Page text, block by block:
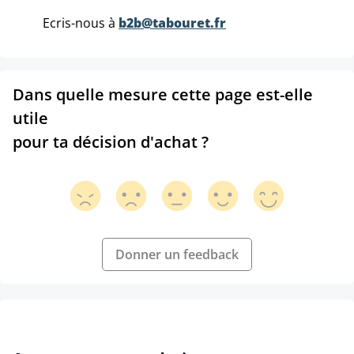
Ecris-nous à b2b@tabouret.fr
Dans quelle mesure cette page est-elle
utile
pour ta décision d'achat ?
Donner un feedback